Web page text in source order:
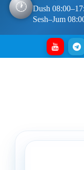
🕐
Dush
Sesh–Jum